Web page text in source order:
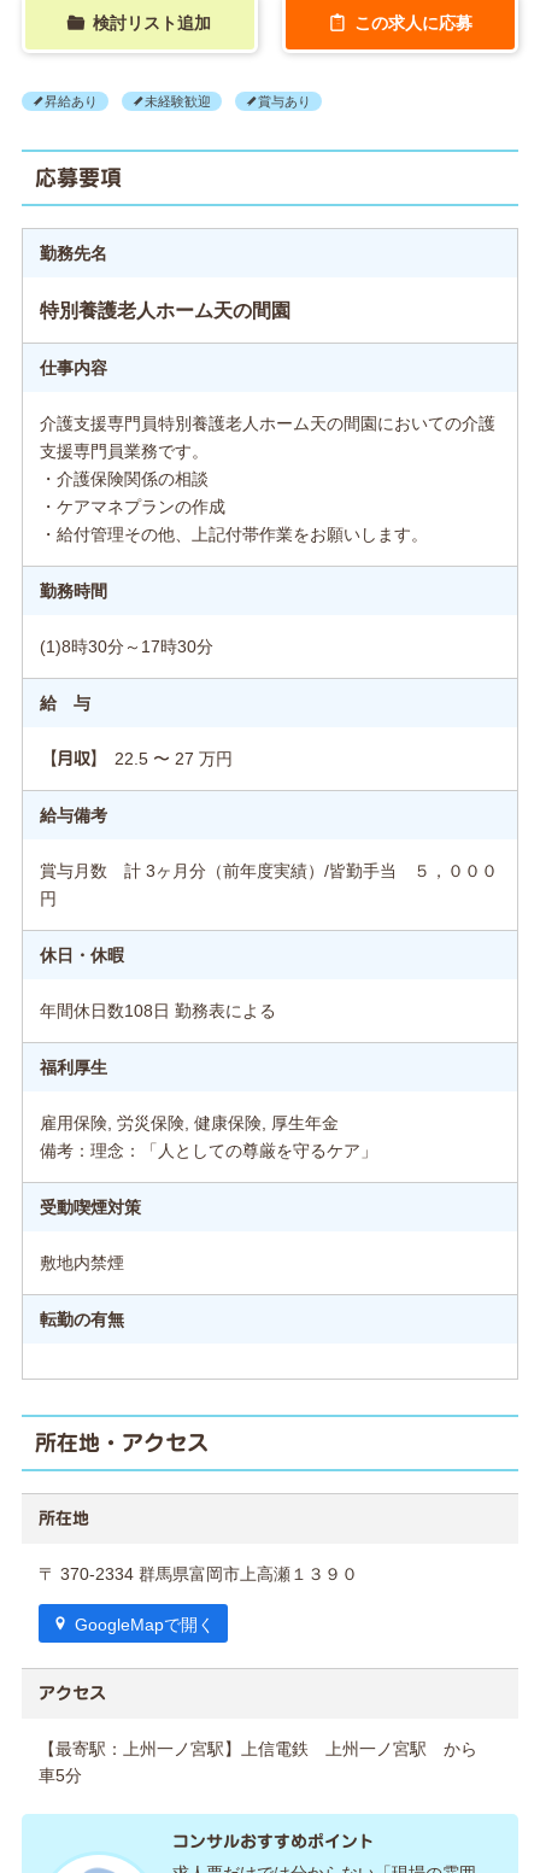
検討リスト追加 この求人に応募
昇給あり 未経験歓迎 賞与あり
応募要項
勤務先名
特別養護老人ホーム天の間園
仕事内容
介護支援専門員特別養護老人ホーム天の間園においての介護
支援専門員業務です。
・介護保険関係の相談
・ケアマネプランの作成
・給付管理その他、上記付帯作業をお願いします。
勤務時間
(1)8時30分～17時30分
給 与
【月収】 22.5 〜 27 万円
給与備考
賞与月数 計 3ヶ月分（前年度実績）/皆勤手当 ５，０００
円
休日・休暇
年間休日数108日 勤務表による
福利厚生
雇用保険, 労災保険, 健康保険, 厚生年金
備考：理念：「人としての尊厳を守るケア」
受動喫煙対策
敷地内禁煙
転勤の有無
所在地・アクセス
所在地
〒 370-2334 群馬県富岡市上高瀬１３９０
GoogleMapで開く
アクセス
【最寄駅：上州一ノ宮駅】上信電鉄 上州一ノ宮駅 から
車5分
コンサルおすすめポイント